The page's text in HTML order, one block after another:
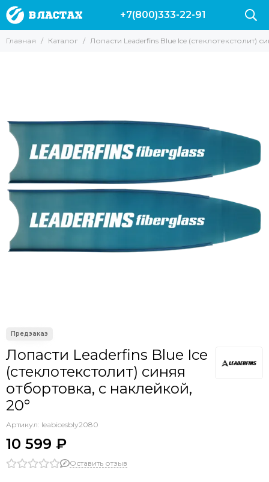
+7(800)333-22-91
Главная Каталог Лопасти Leaderfins Blue Ice (стеклотекстолит)
Лопасти Leaderfins Blue Ice
(стеклотекстолит) синяя
отбортовка, с наклейкой,
20°
Артикул: leabicesbly2080
10 599 ₽
Оставить отзыв